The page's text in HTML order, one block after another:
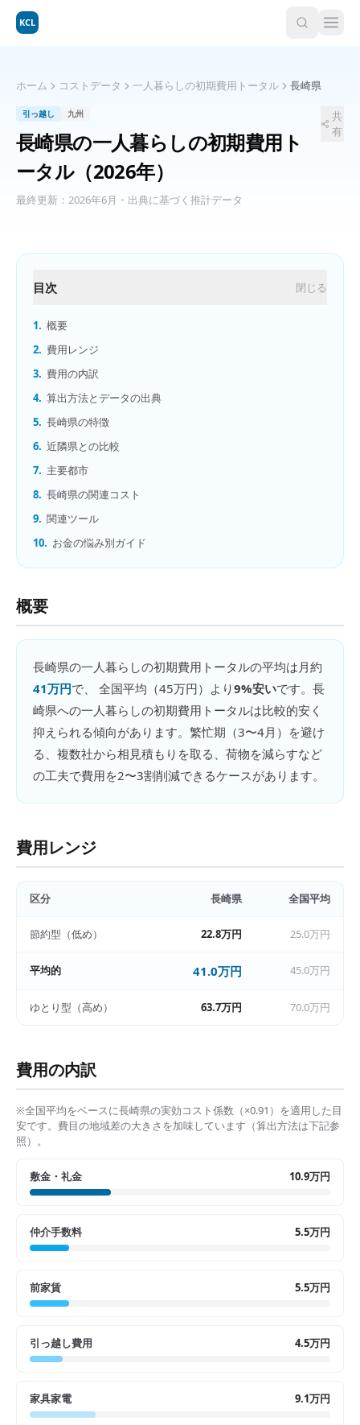
KCL
ホーム コストデータ 一人暮らしの初期費用トータル 長崎県
引っ越し 九州
長崎県の一人暮らしの初期費用ト
ータル（2026年）
最終更新： 2026年6月 ・出典に基づく推計データ
共
有
目次 閉じる
1. 概要
2. 費用レンジ
3. 費用の内訳
4. 算出方法とデータの出典
5. 長崎県の特徴
6. 近隣県との比較
7. 主要都市
8. 長崎県の関連コスト
9. 関連ツール
10. お金の悩み別ガイド
概要
長崎県の一人暮らしの初期費用トータルの平均は月約
41万円で、 全国平均（45万円）より9%安いです。 長
崎県への一人暮らしの初期費用トータルは比較的安く
抑えられる傾向があります。繁忙期（3〜4月）を避け
る、複数社から相見積もりを取る、荷物を減らすなど
の工夫で費用を2〜3割削減できるケースがあります。
費用レンジ
区分 長崎県 全国平均
節約型（低め） 22.8万円 25.0万円
平均的 41.0万円 45.0万円
ゆとり型（高め） 63.7万円 70.0万円
費用の内訳
※全国平均をベースに長崎県の実効コスト係数（×0.91 ）を適用した目
安です。費目の地域差の大きさを加味しています（算出方法は下記参
照）。
敷金・礼金 10.9万円
仲介手数料 5.5万円
前家賃 5.5万円
引っ越し費用 4.5万円
家具家電 9.1万円